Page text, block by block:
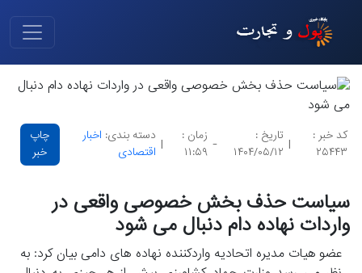
کد خبر :
۲۵۴۴۳
|
تاریخ :
۱۴۰۴/۰۵/۱۲
-
زمان :
۱۱:۵۹
|
دسته بندی: اخبار
اقتصادی
چاپ
خبر
سیاست حذف بخش خصوصی واقعی در
واردات نهاده دام دنبال می شود
عضو هیات مدیره اتحادیه واردکننده نهاده های دامی بیان کرد: به